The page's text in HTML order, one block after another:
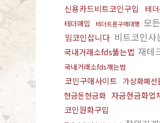
신용카드비트코인구입 테
테더매입 테더트론구매대행 모
밈코인삽니다 비트코인사
국내거래소fds뚫는법 재테
국내거래소fds깨는법
코인구매사이트 가상화폐선
현금돈현금화 자금현금화업
코인원화구입